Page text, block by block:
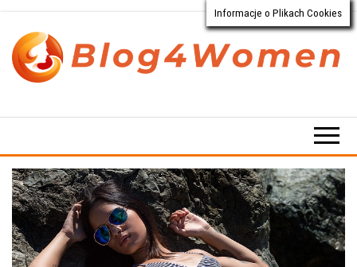
treści
o dla
Informacje o Plikach Cookies